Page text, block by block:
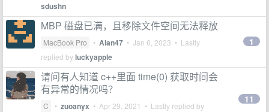
sdushn
MBP 磁盘已满，且移除文件空间无法释放
MacBook Pro • Alan47 • Jan 6, 2023 • Lastly
replied byluckyapple
1
请问有人知道 c++里面 time(0) 获取时间会
有异常的情况吗？
C • zuoanyx • Apr 29, 2021 • Lastly replied by
11